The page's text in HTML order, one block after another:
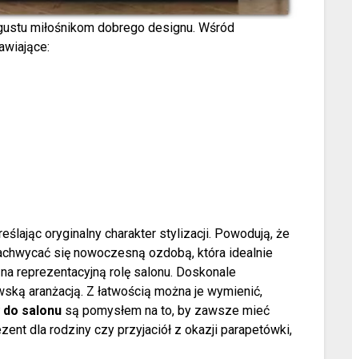
miłośnikom dobrego designu. Wśród
oryginalny charakter stylizacji. Powodują, że
się nowoczesną ozdobą, która idealnie
reprezentacyjną rolę salonu. Doskonale
aranżacją. Z łatwością można je wymienić,
do salonu są pomysłem na to, by zawsze mieć
dla rodziny czy przyjaciół z okazji parapetówki,